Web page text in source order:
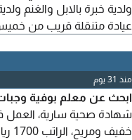
ولدية خبرة بالابل والغنم
عيادة متنقلة قريب من
منذ 31 يوم
ابحث عن معلم بوفية